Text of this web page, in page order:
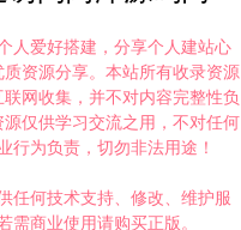
人爱好搭建，分享个人建站心
资源分享。本站所有收录资源
网收集，并不对内容完整性负
仅供学习交流之用，不对任何
行为负责，切勿非法用途！
任何技术支持、修改、维护服
需商业使用请购买正版。